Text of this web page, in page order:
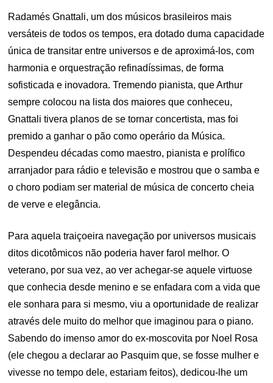
Radamés Gnattali, um dos músicos brasileiros mais
versáteis de todos os tempos, era dotado duma capacidade
única de transitar entre universos e de aproximá-los, com
harmonia e orquestração refinadíssimas, de forma
sofisticada e inovadora. Tremendo pianista, que Arthur
sempre colocou na lista dos maiores que conheceu,
Gnattali tivera planos de se tornar concertista, mas foi
premido a ganhar o pão como operário da Música.
Despendeu décadas como maestro, pianista e prolífico
arranjador para rádio e televisão e mostrou que o samba e
o choro podiam ser material de música de concerto cheia
de verve e elegância.
Para aquela traiçoeira navegação por universos musicais
ditos dicotômicos não poderia haver farol melhor. O
veterano, por sua vez, ao ver achegar-se aquele virtuose
que conhecia desde menino e se enfadara com a vida que
ele sonhara para si mesmo, viu a oportunidade de realizar
através dele muito do melhor que imaginou para o piano.
Sabendo do imenso amor do ex-moscovita por Noel Rosa
(ele chegou a declarar ao Pasquim que, se fosse mulher e
vivesse no tempo dele, estariam feitos), dedicou-lhe um